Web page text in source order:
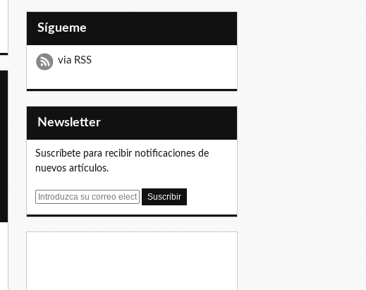
Sígueme
via RSS
Newsletter
Suscríbete para recibir notificaciones de
nuevos artículos.
E